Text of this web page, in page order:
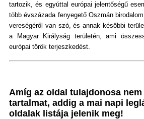
tartozik, és egyúttal európai jelentőségű
több évszázada fenyegető Oszmán
vereségéről van szó, és annak későbbi
a Magyar Királyság területén, ami
európai török terjeszkedést.
Amíg az oldal tulajdonosa
tartalmat, addig a mai napi
oldalak listája jelenik meg!